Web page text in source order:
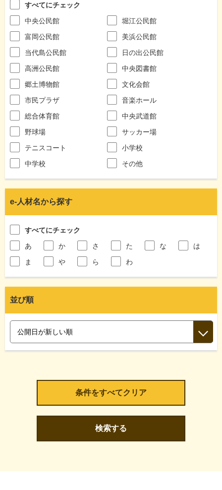
すべてにチェック
中央公民館
堀江公民館
富岡公民館
美浜公民館
当代島公民館
日の出公民館
高洲公民館
中央図書館
郷土博物館
文化会館
市民プラザ
音楽ホール
総合体育館
中央武道館
野球場
サッカー場
テニスコート
小学校
中学校
その他
e-人材名から探す
すべてにチェック
あ
か さ た な
は
ま
や ら わ
並び順
検索する